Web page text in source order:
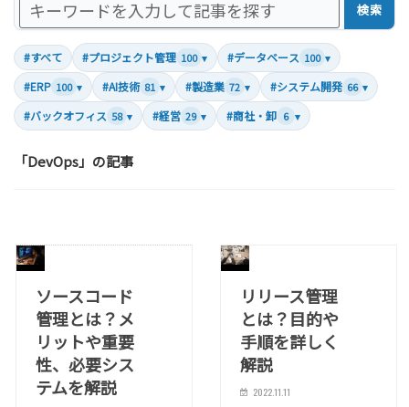
検索
#すべて #プロジェクト管理 100 ▾ #データベース 100 ▾
#ERP 100 ▾ #AI技術 81 ▾ #製造業 72 ▾ #システム開発 66 ▾
#バックオフィス 58 ▾ #経営 29 ▾ #商社・卸 6 ▾
「DevOps」の記事
ソースコード
管理とは？メ
リットや重要
性、必要シス
テムを解説
リリース管理
とは？目的や
手順を詳しく
解説
2022.11.11